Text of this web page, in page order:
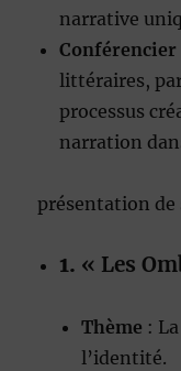
narrative
Conférencier
littéraires,
processus
narration
présentation de
1. « Les
Thème :
l’identité.